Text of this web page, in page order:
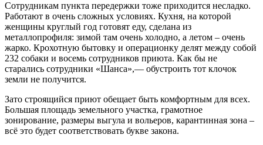
Сотрудникам пункта передержки тоже приходится несладко.
Работают в очень сложных условиях. Кухня, на которой
женщины круглый год готовят еду, сделана из
металлопрофиля: зимой там очень холодно, а летом – очень
жарко. Крохотную бытовку и операционку делят между собой
232 собаки и восемь сотрудников приюта. Как бы не
старались сотрудники «Шанса»,— обустроить тот клочок
земли не получится.
Зато строящийся приют обещает быть комфортным для всех.
Большая площадь земельного участка, грамотное
зонирование, размеры выгула и вольеров, карантинная зона –
всё это будет соответствовать букве закона.